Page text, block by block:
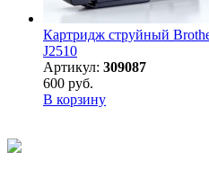
Картридж струйный
J2510
Артикул: 309087
600 руб.
В корзину